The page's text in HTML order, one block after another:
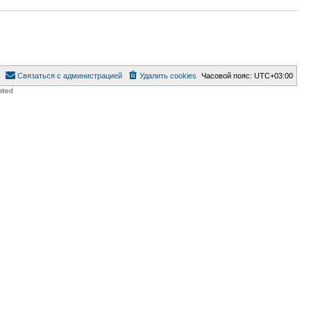
Часовой пояс: UTC+03:00
Удалить cookies
Связаться с администрацией